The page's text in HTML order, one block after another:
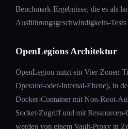
Benchmark-Ergebnisse, die es als
Ausführungsgeschwindigkeits-Tests
OpenLegions Architektur
OpenLegion nutzt ein Vier-Zonen-
Operator-oder-Internal-Ebene), in
Docker-Container mit Non-Root-
Socket-Zugriff und mit Ressourcen-
werden von einem Vault-Proxy in